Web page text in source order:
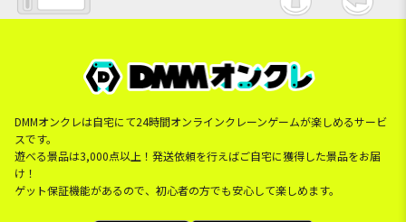
DMMオンクレは自宅にて24時間オンラインクレーンゲームが楽しめるサービ
スです。
遊べる景品は3,000点以上！発送依頼を行えばご自宅に獲得した景品をお届
け！
ゲット保証機能があるので、初心者の方でも安心して楽しめます。